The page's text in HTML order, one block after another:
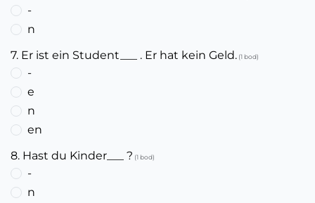
-
n
7. Er ist ein Student___ . Er hat kein Geld. (1 bod)
-
e
n
en
8. Hast du Kinder___ ? (1 bod)
-
n